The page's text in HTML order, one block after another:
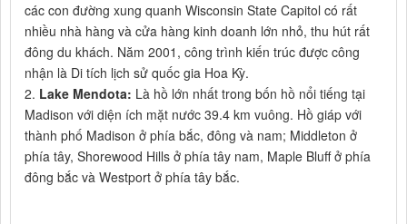
các con đường xung quanh Wisconsin State Capitol có rất
nhiều nhà hàng và cửa hàng kinh doanh lớn nhỏ, thu hút rất
đông du khách. Năm 2001, công trình kiến trúc được công
nhận là Di tích lịch sử quốc gia Hoa Kỳ.
2. Lake Mendota: Là hồ lớn nhất trong bốn hồ nổi tiếng tại
Madison với diện ích mặt nước 39.4 km vuông. Hồ giáp với
thành phố Madison ở phía bắc, đông và nam; Middleton ở
phía tây, Shorewood Hills ở phía tây nam, Maple Bluff ở phía
đông bắc và Westport ở phía tây bắc.